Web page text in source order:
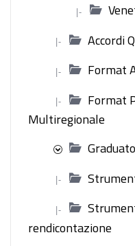
|-
|- Accordi
|- Format
|-
Format
Multiregionale
|-
|-
rendicontazione